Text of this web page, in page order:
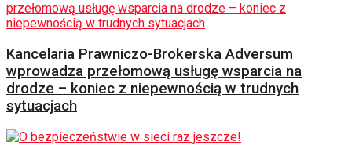
Kancelaria Prawniczo-Brokerska Adversum
wprowadza przełomową usługę wsparcia na
drodze – koniec z niepewnością w trudnych
sytuacjach